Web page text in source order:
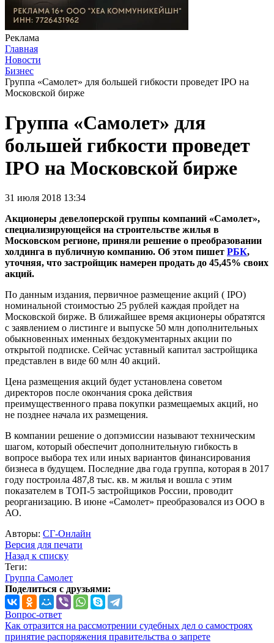
Реклама
Главная
Новости
Бизнес
Группа «Самолет» для большей гибкости проведет IPO на
Московской бирже
Группа «Самолет» для
большей гибкости проведет
IPO на Московской бирже
31 июля 2018 13:34
Акционеры девелоперской группы компаний «Самолет»,
специализирующейся на строительстве жилья в
Московском регионе, приняли решение о преобразовании
холдинга в публичную компанию. Об этом пишет РБК,
уточняя, что застройщик намерен продать до 45,45% своих
акций.
По данным издания, первичное размещение акций ( IPO)
номинальной стоимостью 25 рублей каждая пройдет на
Московской бирже. В ближайшее время акционеры обратятся
с заявлением о листинге и выпуске 50 млн дополнительных
обыкновенных именных бездокументарных акции по
открытой подписке. Сейчас уставный капитал застройщика
представлен в виде 60 млн 40 акций.
Цена размещения акций будет установлена советом
директоров после окончания срока действия
преимущественного права покупки размещаемых акций, но
не позднее начала их размещения.
В компании решение о допэмиссии называют техническим
шагом, который обеспечит дополнительную гибкость в
вопросе выбора тех или иных вариантов финансирования
бизнеса в будущем. Последние два года группа, которая в 2017
году построила 487,8 тыс. кв. м жилья и вошла с этим
показателем в ТОП-5 застройщиков России, проводит
реорганизацию. В июне «Самолет» преобразовался из ООО в
АО.
Авторы: СГ-Онлайн
Версия для печати
Назад к списку
Теги:
Группа Самолет
Поделиться с друзьями:
Вопрос-ответ
Как отразится на рассмотрении судебных дел о самостроях
принятие распоряжения правительства о запрете